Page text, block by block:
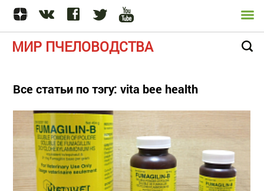
МИР ПЧЕЛОВОДСТВА
Все статьи по тэгу: vita bee health